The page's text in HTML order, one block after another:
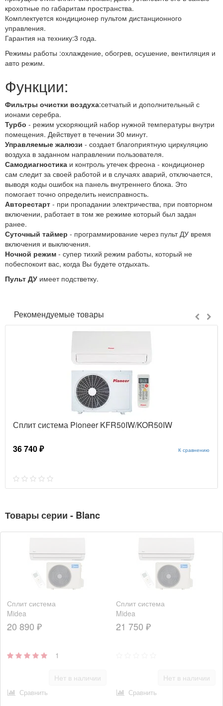
крохотные по габаритам пространства.
Комплектуется кондиционер пультом дистанционного
управления.
Гарантия на технику:3 года.
Режимы работы :охлаждение, обогрев, осушение, вентиляция и
авто режим.
Функции:
Фильтры очистки воздуха:сетчатый и дополнительный с
ионами серебра.
Турбо - режим ускоряющий набор нужной температуры внутри
помещения. Действует в течении 30 минут.
Управляемые жалюзи - создает благоприятную циркуляцию
воздуха в заданном направлении пользователя.
Самодиагностика и контроль утечек фреона - кондиционер
сам следит за своей работой и в случаях аварий, отключается,
выводя коды ошибок на панель внутреннего блока. Это
помогает точно определить неисправность.
Авторестарт - при пропадании электричества, при повторном
включении, работает в том же режиме который был задан
ранее.
Суточный таймер - программирование через пульт ДУ время
включения и выключения.
Ночной режим - супер тихий режим работы, который не
побеспокоит вас, когда Вы будете отдыхать.
Пульт ДУ имеет подстветку.
Рекомендуемые товары
Сплит система Pioneer KFR50IW/KOR50IW
К сравнению
36 740 ₽
Товары серии - Blanc
Сплит система
Midea
MSMA1A-
07HRN1
20 890 ₽
1
Нет в наличии
Сравнить
Сплит система
Midea
MSMA1A-
09HRN1
21 750 ₽
Нет в наличии
Сравнить